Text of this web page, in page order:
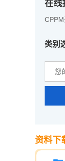
在线
类别
资料下